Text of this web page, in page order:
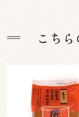
こち